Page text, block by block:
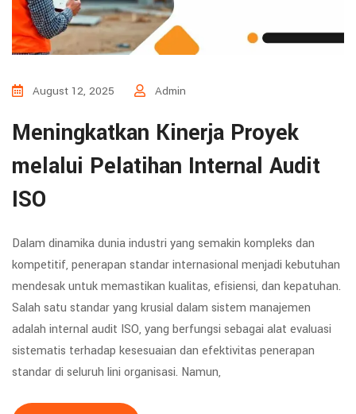
August 12, 2025 Admin
Meningkatkan Kinerja Proyek
melalui Pelatihan Internal Audit
ISO
Dalam dinamika dunia industri yang semakin kompleks dan
kompetitif, penerapan standar internasional menjadi kebutuhan
mendesak untuk memastikan kualitas, efisiensi, dan kepatuhan.
Salah satu standar yang krusial dalam sistem manajemen
adalah internal audit ISO, yang berfungsi sebagai alat evaluasi
sistematis terhadap kesesuaian dan efektivitas penerapan
standar di seluruh lini organisasi. Namun,